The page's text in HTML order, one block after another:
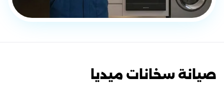
صيانة سخانات ميديا